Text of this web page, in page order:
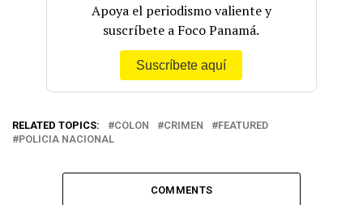
Apoya el periodismo valiente y
suscríbete a Foco Panamá.
Suscríbete aquí
RELATED TOPICS: COLON CRIMEN
FEATURED
POLICIA NACIONAL
COMMENTS